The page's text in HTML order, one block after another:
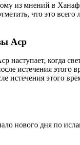
из мнений в
что это
Аср
наступает, когда
истечения этого
истечения этого
нового дня по